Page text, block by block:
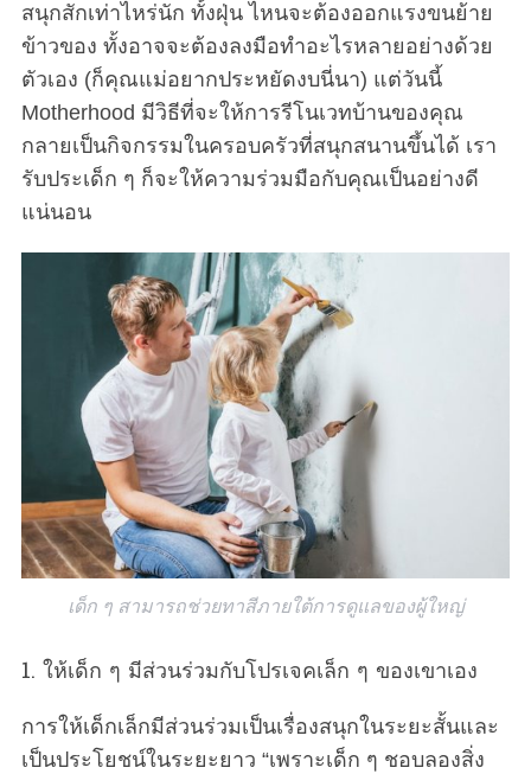
สนุกสักเท่าไหร่นัก ทั้งฝุ่น ไหนจะต้องออกแรงขนย้าย
ข้าวของ ทั้งอาจจะต้องลงมือทำอะไรหลายอย่างด้วย
ตัวเอง (ก็คุณแม่อยากประหยัดงบนี่นา) แต่วันนี้
Motherhood มีวิธีที่จะให้การรีโนเวทบ้านของคุณ
กลายเป็นกิจกรรมในครอบครัวที่สนุกสนานขึ้นได้ เรา
รับประเด็ก ๆ ก็จะให้ความร่วมมือกับคุณเป็นอย่างดี
แน่นอน
เด็ก ๆ สามารถช่วยทาสีภายใต้การดูแลของผู้ใหญ่
1. ให้เด็ก ๆ มีส่วนร่วมกับโปรเจคเล็ก ๆ ของเขาเอง
การให้เด็กเล็กมีส่วนร่วมเป็นเรื่องสนุกในระยะสั้นและ
เป็นประโยชน์ในระยะยาว “เพราะเด็ก ๆ ชอบลองสิ่ง